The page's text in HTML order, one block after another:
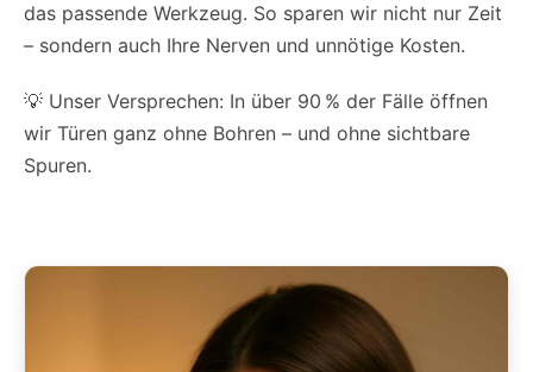
das passende Werkzeug. So sparen wir nicht nur Zeit
– sondern auch Ihre Nerven und unnötige Kosten.
💡 Unser Versprechen: In über 90 % der Fälle öffnen
wir Türen ganz ohne Bohren – und ohne sichtbare
Spuren.